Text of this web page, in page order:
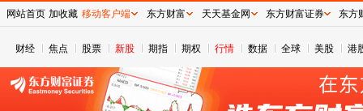
财经 焦点 股票 新股 期指 期权 行情 数据 全球 美股 港
网站首页 加收藏 移动客户端 东方财富 天天基金网 东方财富证券 东方